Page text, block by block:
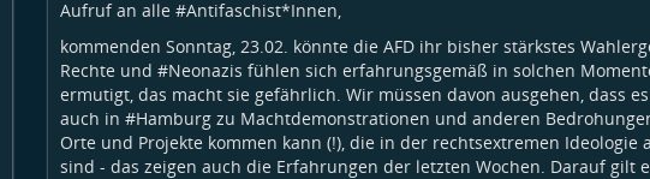
Aufruf an alle #Antifaschist*Innen,
kommenden Sonntag, 23.02. könnte die AFD ihr bisher stärkstes
Rechte und #Neonazis fühlen sich erfahrungsgemäß in solchen
ermutigt, das macht sie gefährlich. Wir müssen davon ausgehen, dass
auch in #Hamburgzu Machtdemonstrationen und anderen
Orte und Projekte kommen kann (!), die in der rechtsextremen Ideologie
sind - das zeigen auch die Erfahrungen der letzten Wochen. Darauf gilt